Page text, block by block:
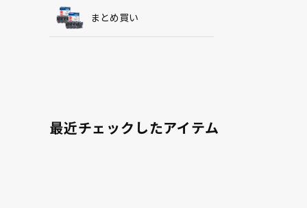
まとめ買い
最近チェックしたアイテム